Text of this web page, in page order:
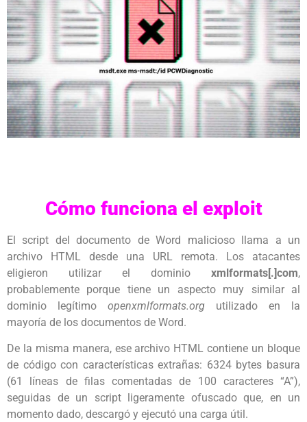
Cómo funciona el exploit
El script del documento de Word malicioso llama a un
archivo HTML desde una URL remota. Los atacantes
eligieron utilizar el dominio xmlformats[.]com,
probablemente porque tiene un aspecto muy similar al
dominio legítimo openxmlformats.org utilizado en la
mayoría de los documentos de Word.
De la misma manera, ese archivo HTML contiene un bloque
de código con características extrañas: 6324 bytes basura
(61 líneas de filas comentadas de 100 caracteres “A”),
seguidas de un script ligeramente ofuscado que, en un
momento dado, descargó y ejecutó una carga útil.